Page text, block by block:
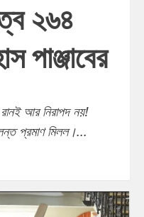
২৬৪
পাঞ্জাবের
আর নিরাপদ নয়!
প্রমাণ মিলল।...